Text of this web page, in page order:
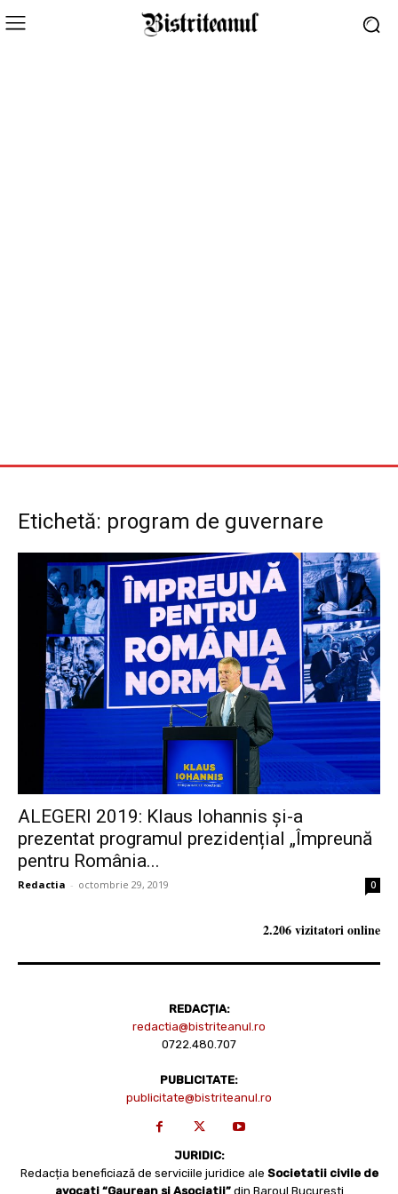
Etichetă: program de guvernare
ALEGERI 2019: Klaus Iohannis și-a
prezentat programul prezidențial „Împreună
pentru România...
Redactia - octombrie 29, 2019 0
2.206 vizitatori online
REDACȚIA:
redactia@bistriteanul.ro
0722.480.707
PUBLICITATE:
publicitate@bistriteanul.ro
JURIDIC:
Redacția beneficiază de serviciile juridice ale Societatii civile de
avocati “Gaurean si Asociatii” din Baroul Bucuresti